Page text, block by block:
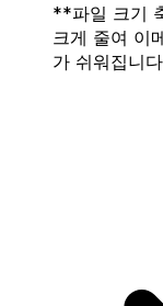
**파일 크기
크게 줄여 이
가 쉬워집니